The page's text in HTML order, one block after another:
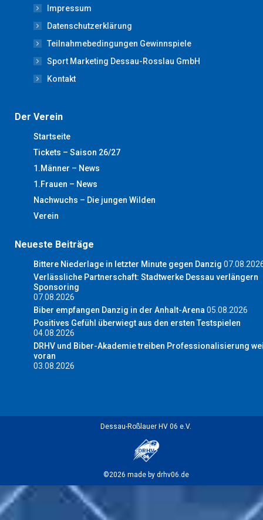
new
window
in
new
window
in
new
window
in
new
window
new
window
Impressum
Datenschutzerklärung
Teilnahmebedingungen Gewinnspiele
Sport Marketing Dessau-Rosslau GmbH
Kontakt
Der Verein
Startseite
Tickets – Saison 26/27
1.Männer – News
1.Frauen – News
Nachwuchs – Die jungen Wilden
Verein
Neueste Beiträge
Bittere Niederlage in letzter Minute gegen Danzig
Verlässliche Partnerschaft: Stadtwerke Dessau verlängern
Sponsoring
07.08.2026
Biber empfangen Danzig in der Anhalt-Arena 05.08.2026
Positives Gefühl überwiegt aus den ersten Testspielen
04.08.2026
DRHV und Biber-Akademie treiben Professionalisierung
voran
03.08.2026
Dessau-Roßlauer HV 06 e.V.
©2026 made by drhv06.de